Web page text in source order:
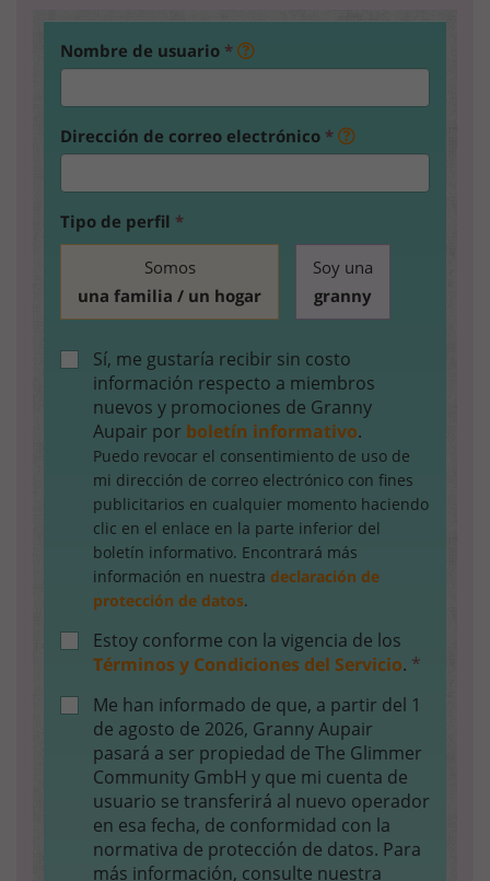
Nombre de usuario *
Dirección de correo electrónico *
Tipo de perfil *
Somos
una familia / un hogar
Soy una
granny
Sí, me gustaría recibir sin costo
información respecto a miembros
nuevos y promociones de Granny
Aupair por boletín informativo.
Puedo revocar el consentimiento de uso de
mi dirección de correo electrónico con fines
publicitarios en cualquier momento haciendo
clic en el enlace en la parte inferior del
boletín informativo. Encontrará más
información en nuestra declaración de
protección de datos.
Estoy conforme con la vigencia de los
Términos y Condiciones del Servicio. *
Me han informado de que, a partir del 1
de agosto de 2026, Granny Aupair
pasará a ser propiedad de The Glimmer
Community GmbH y que mi cuenta de
usuario se transferirá al nuevo operador
en esa fecha, de conformidad con la
normativa de protección de datos. Para
más información, consulte nuestra